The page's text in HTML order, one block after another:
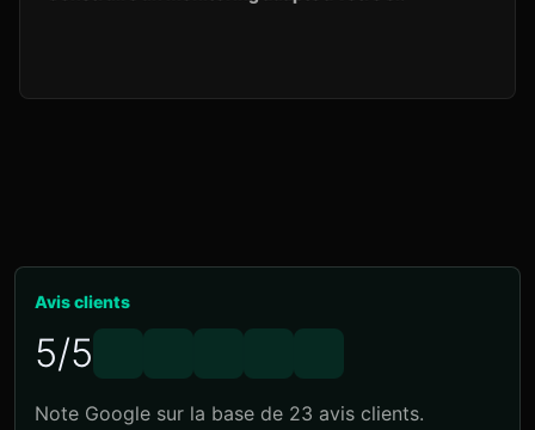
Avis clients
5/5
Note Google sur la base de 23 avis clients.